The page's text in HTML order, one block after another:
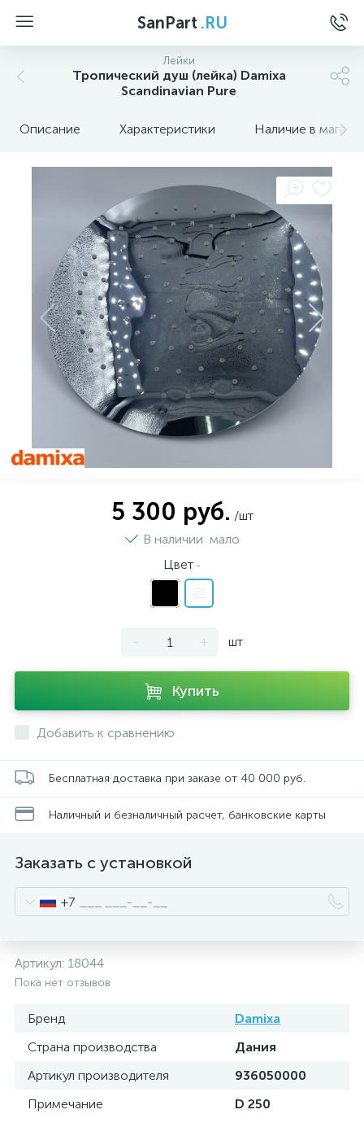
SanPart .RU
Лейки
Тропический душ (лейка) Damixa
Scandinavian Pure
Описание Характеристики Наличие в
5 300 руб. /шт
В наличии мало
Цвет -
- + шт
Купить
Добавить к сравнению
Бесплатная доставка при заказе от 40 000 руб.
Наличный и безналичный расчет, банковские карты
Заказать с установкой
+7
Артикул: 18044
Пока нет отзывов
Бренд
Damixa
Страна производства
Дания
Артикул производителя
936050000
Примечание
D 250